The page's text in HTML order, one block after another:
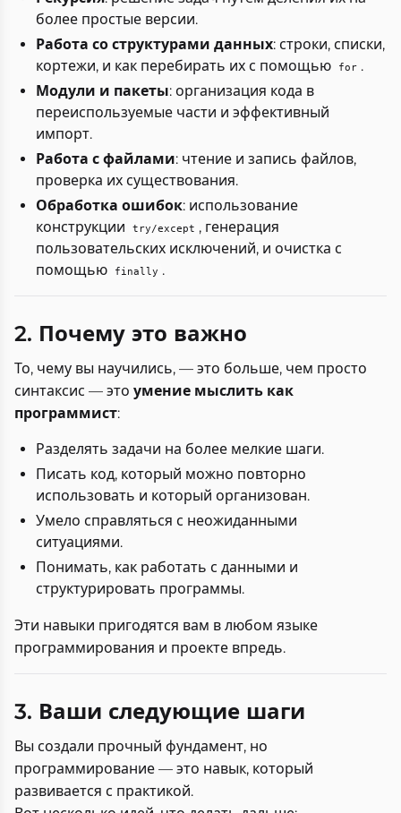
более простые версии.
Работа со структурами данных: строки, списки,
кортежи, и как перебирать их с помощью
for .
Модули и пакеты: организация кода в
переиспользуемые части и эффективный
импорт.
Работа с файлами: чтение и запись файлов,
проверка их существования.
Обработка ошибок: использование
конструкции
try/except , генерация
пользовательских исключений, и очистка с
помощью
finally .
2. Почему это важно
То, чему вы научились, — это больше, чем просто
синтаксис — это умение мыслить как
программист:
Разделять задачи на более мелкие шаги.
Писать код, который можно повторно
использовать и который организован.
Умело справляться с неожиданными
ситуациями.
Понимать, как работать с данными и
структурировать программы.
Эти навыки пригодятся вам в любом языке
программирования и проекте впредь.
3. Ваши следующие шаги
Вы создали прочный фундамент, но
программирование — это навык, который
развивается с практикой.